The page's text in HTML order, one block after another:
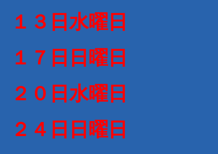
１３日水曜日
１７日日曜日
２０日水曜日
２４日日曜日